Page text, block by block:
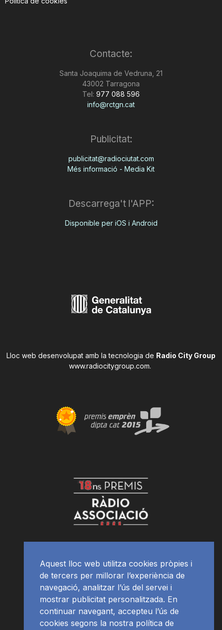
Contacte:
Santa Joaquima de Vedruna, 21
43002 Tarragona
Tel: 977 088 596
info@rctgn.cat
Publicitat:
publicitat@radiociutat.com
Més informació - Media Kit
Descarrega't l'APP:
Disponible per iOS i Android
Lloc web desenvolupat amb la tecnologia de Radio City Group
www.radiocitygroup.com.
Aquest lloc web utilitza cookies pròpies i
de tercers per millorar l’experiència de
navegació, analitzar l’ús del servei i
mostrar publicitat personalitzada. En
continuar navegant, accepteu l’ús de
cookies segons la nostra política de